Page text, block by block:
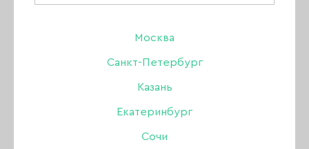
Москва
Санкт-Петербург
Казань
Екатеринбург
Сочи
Пылесосы
настольные для
маникюра и